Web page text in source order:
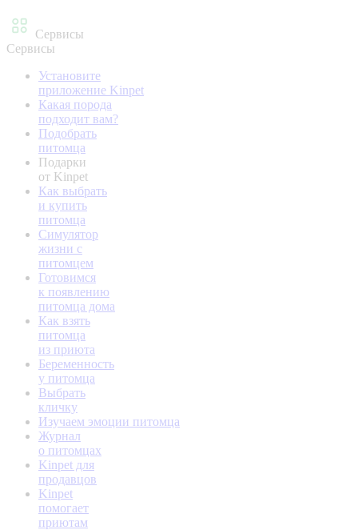
Сервисы
Сервисы
Установите
приложение Kinpet
Какая порода
подходит вам?
Подобрать
питомца
Подарки
от Kinpet
Как выбрать
и купить
питомца
Симулятор
жизни с
питомцем
Готовимся
к появлению
питомца дома
Как взять
питомца
из приюта
Беременность
у питомца
Выбрать
кличку
Изучаем эмоции питомца
Журнал
о питомцах
Kinpet для
продавцов
Kinpet
помогает
приютам